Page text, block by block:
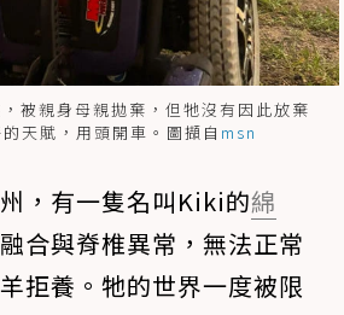
被親身母親拋棄，但牠沒有因此放棄
天賦，用頭開車。圖擷自 msn
，有一隻名叫Kiki的綿
合與脊椎異常，無法正常
拒養。牠的世界一度被限